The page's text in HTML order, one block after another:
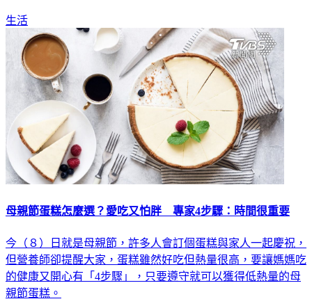
生活
母親節蛋糕怎麼選？愛吃又怕胖 專家4步驟：時間很重要
今（８）日就是母親節，許多人會訂個蛋糕與家人一起慶祝，
但營養師卻提醒大家，蛋糕雖然好吃但熱量很高，要讓媽媽吃
的健康又開心有「4步驟」，只要遵守就可以獲得低熱量的母
親節蛋糕。